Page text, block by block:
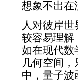
想象不出在
人对彼岸
较容易理解
如在现代数
几何空间
中，量子波